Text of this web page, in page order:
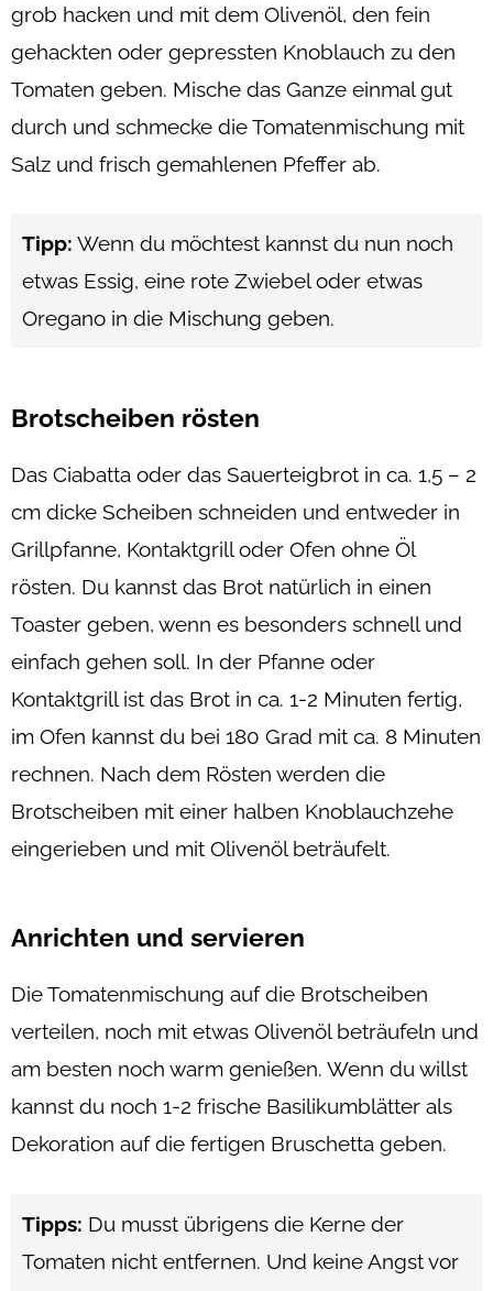
grob hacken und mit dem Olivenöl, den fein
gehackten oder gepressten Knoblauch zu den
Tomaten geben. Mische das Ganze einmal gut
durch und schmecke die Tomatenmischung mit
Salz und frisch gemahlenen Pfeffer ab.
Tipp: Wenn du möchtest kannst du nun noch
etwas Essig, eine rote Zwiebel oder etwas
Oregano in die Mischung geben.
Brotscheiben rösten
Das Ciabatta oder das Sauerteigbrot in ca. 1,5 – 2
cm dicke Scheiben schneiden und entweder in
Grillpfanne, Kontaktgrill oder Ofen ohne Öl
rösten. Du kannst das Brot natürlich in einen
Toaster geben, wenn es besonders schnell und
einfach gehen soll. In der Pfanne oder
Kontaktgrill ist das Brot in ca. 1-2 Minuten fertig,
im Ofen kannst du bei 180 Grad mit ca. 8 Minuten
rechnen. Nach dem Rösten werden die
Brotscheiben mit einer halben Knoblauchzehe
eingerieben und mit Olivenöl beträufelt.
Anrichten und servieren
Die Tomatenmischung auf die Brotscheiben
verteilen, noch mit etwas Olivenöl beträufeln und
am besten noch warm genießen. Wenn du willst
kannst du noch 1-2 frische Basilikumblätter als
Dekoration auf die fertigen Bruschetta geben.
Tipps: Du musst übrigens die Kerne der
Tomaten nicht entfernen. Und keine Angst vor